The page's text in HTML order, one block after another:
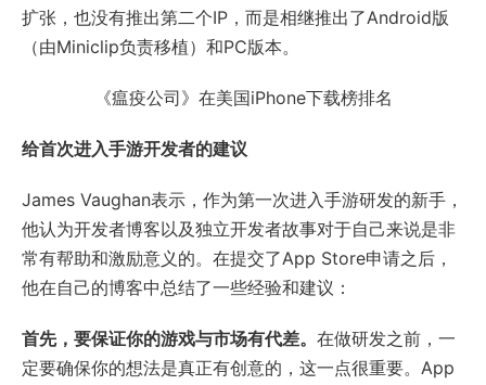
扩张，也没有推出第二个IP，而是相继推出了Android版
（由Miniclip负责移植）和PC版本。
《瘟疫公司》在美国iPhone下载榜排名
给首次进入手游开发者的建议
James Vaughan表示，作为第一次进入手游研发的新手，
他认为开发者博客以及独立开发者故事对于自己来说是非
常有帮助和激励意义的。在提交了App Store申请之后，
他在自己的博客中总结了一些经验和建议：
首先，要保证你的游戏与市场有代差。 在做研发之前，一
定要确保你的想法是真正有创意的，这一点很重要。App